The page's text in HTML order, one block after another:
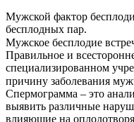
Мужской фактор
бесплодных пар.
Мужское бесплодие
Правильное и
специализированном
причину заболевания
Спермограмма – это
выявить различные
влияющие на